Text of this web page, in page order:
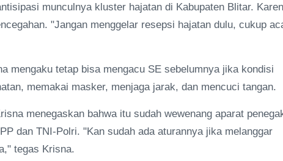
munculnya kluster hajatan di Kabupaten Blitar.
"Jangan menggelar resepsi hajatan dulu, cukup
mengaku tetap bisa mengacu SE sebelumnya jika kondisi
memakai masker, menjaga jarak, dan mencuci tangan.
menegaskan bahwa itu sudah wewenang aparat
dan TNI-Polri. "Kan sudah ada aturannya jika melanggar
tegas Krisna.